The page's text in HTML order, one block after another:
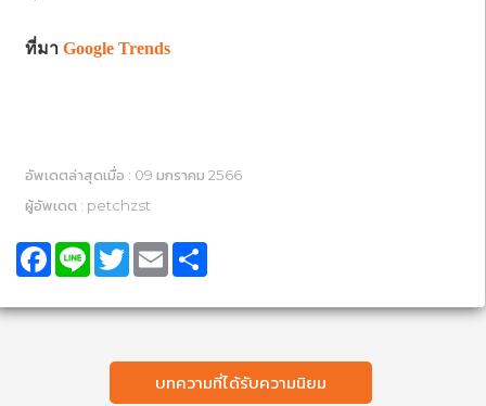
ที่มา Google Trends
อัพเดตล่าสุดเมื่อ : 09 มกราคม 2566
ผู้อัพเดต : petchzst
Facebook
Line TwitterEmail
บทความที่ได้รับความนิยม